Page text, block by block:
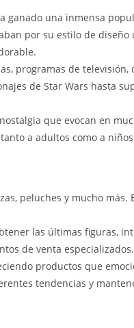
ganado una inmensa
por su estilo de
programas de televisión,
de Star Wars hasta
que evocan en
a adultos como a
peluches y mucho
las últimas figuras,
de venta especializados.
productos que
tendencias y